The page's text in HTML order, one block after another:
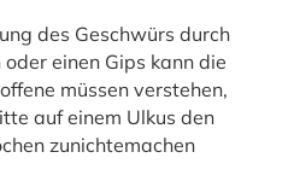
des Geschwürs durch
einen Gips kann die
müssen verstehen,
auf einem Ulkus den
zunichtemachen